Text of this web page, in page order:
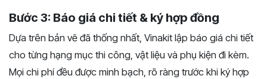
Bước 3: Báo giá chi tiết & ký hợp đồng
Dựa trên bản vẽ đã thống nhất, Vinakit lập báo giá chi tiết
cho từng hạng mục thi công, vật liệu và phụ kiện đi kèm.
Mọi chi phí đều được minh bạch, rõ ràng trước khi ký hợp